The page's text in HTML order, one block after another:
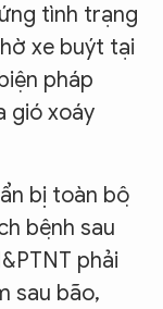
tình trạng
xe buýt tại
pháp
gió xoáy
bị toàn bộ
bệnh sau
phải
sau bão,